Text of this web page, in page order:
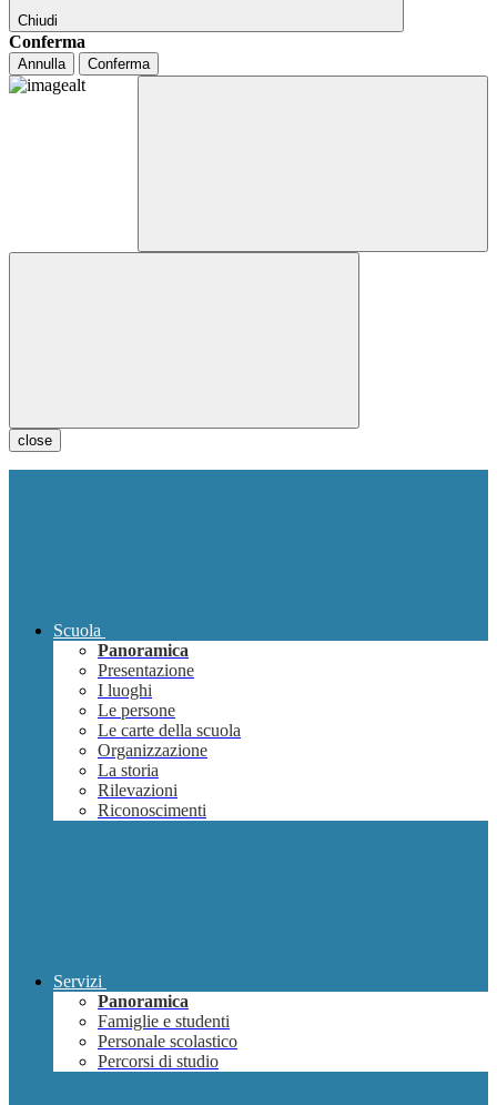
Chiudi
Conferma
Annulla Conferma
close
Scuola
Panoramica
Presentazione
I luoghi
Le persone
Le carte della scuola
Organizzazione
La storia
Rilevazioni
Riconoscimenti
Servizi
Panoramica
Famiglie e studenti
Personale scolastico
Percorsi di studio